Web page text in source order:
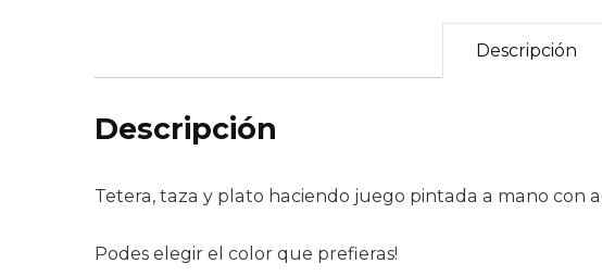
Descripción
Descripción
Tetera, taza y plato haciendo juego pintada a mano con
Podes elegir el color que prefieras!